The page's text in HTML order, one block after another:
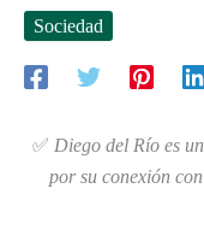
Sociedad
✅ Diego del Río es
por su conexión